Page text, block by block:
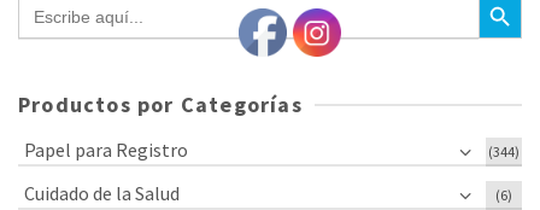
Productos por Categorías
Papel para Registro (344)
Cuidado de la Salud (6)